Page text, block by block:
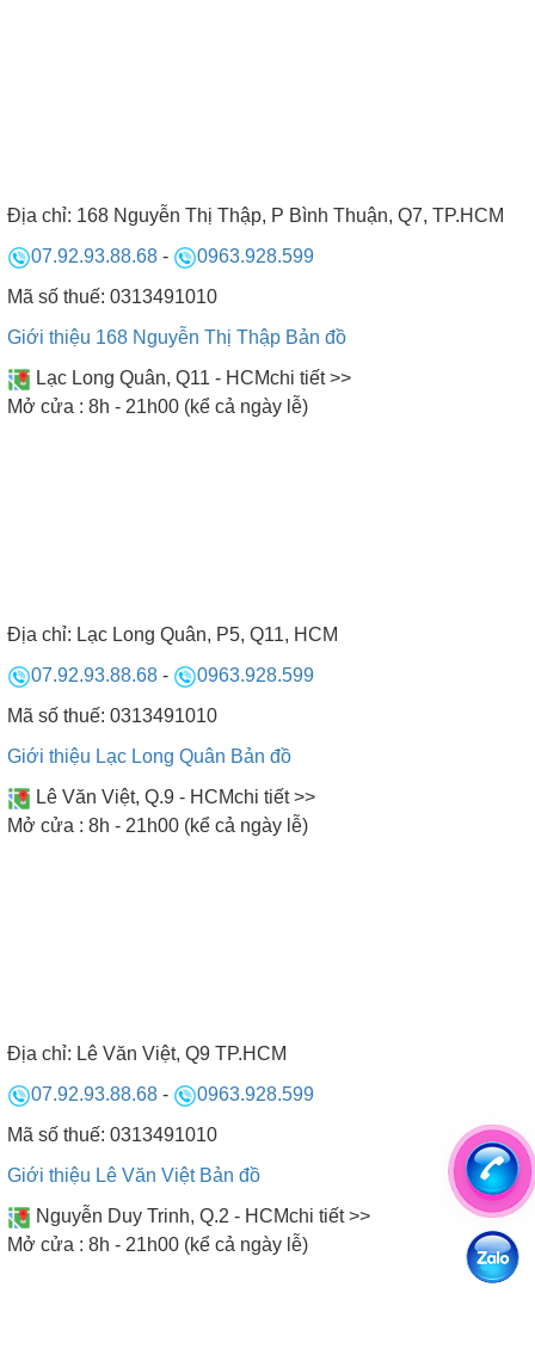
SHOWROOM BẾP NAM ANH
Địa chỉ: 168 Nguyễn Thị Thập, P Bình Thuận, Q7, TP.HCM
07.92.93.88.68 -
0963.928.599
Mã số thuế: 0313491010
Giới thiệu 168 Nguyễn Thị Thập Bản đồ
Lạc Long Quân, Q11 - HCMchi tiết >>
Mở cửa : 8h - 21h00 (kể cả ngày lễ)
Địa chỉ: Lạc Long Quân, P5, Q11, HCM
07.92.93.88.68 -
0963.928.599
Mã số thuế: 0313491010
Giới thiệu Lạc Long Quân Bản đồ
Lê Văn Việt, Q.9 - HCMchi tiết >>
Mở cửa : 8h - 21h00 (kể cả ngày lễ)
Địa chỉ: Lê Văn Việt, Q9 TP.HCM
07.92.93.88.68 -
0963.928.599
Mã số thuế: 0313491010
Giới thiệu Lê Văn Việt Bản đồ
Nguyễn Duy Trinh, Q.2 - HCMchi tiết >>
Mở cửa : 8h - 21h00 (kể cả ngày lễ)